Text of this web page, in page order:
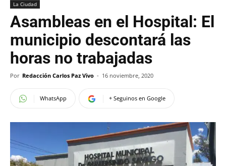
La Ciudad
Asambleas en el Hospital: El
municipio descontará las
horas no trabajadas
Por Redacción Carlos Paz Vivo - 16 noviembre, 2020
WhatsApp + Seguinos en Google